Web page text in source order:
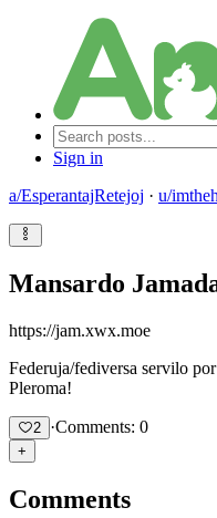
Sign in
a/EsperantajRetejoj · u/
Mansardo
https://jam.xwx.moe
Federuja/fediversa servilo
Pleroma!
2 ·Comments: 0
+
Comments